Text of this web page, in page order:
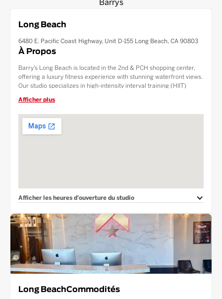
Long Beach
6480 E. Pacific Coast Highway, Unit D-155 Long Beach, CA 90803
À Propos
Barry’s Long Beach is located in the 2nd & PCH shopping center,
offering a luxury fitness experience with stunning waterfront views.
Our studio specializes in high-intensity interval training (HIIT)
performance. Enjoy free 90 minute parking in the 2nd & PCH
structure and recharge at our Fuel Bar after your Red Room
session. Serving Long Beach, Belmont Shore, and Seal Beach, we
are the area's premier boutique fitness destination.
Afficher plus
Afficher les heures d'ouverture du studio
Long BeachCommodités